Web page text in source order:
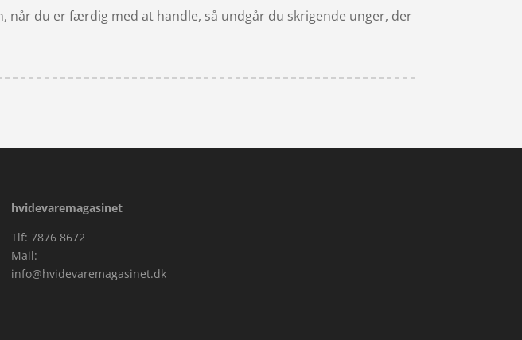
når du er færdig med at handle, så undgår du skrigende unger, der
hvidevaremagasinet
Tlf: 7876 8672
Mail:
info@hvidevaremagasinet.dk